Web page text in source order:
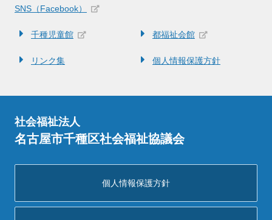
SNS（Facebook）
千種児童館 都福祉会館
リンク集 個人情報保護方針
社会福祉法人
名古屋市千種区社会福祉協議会
個人情報保護方針